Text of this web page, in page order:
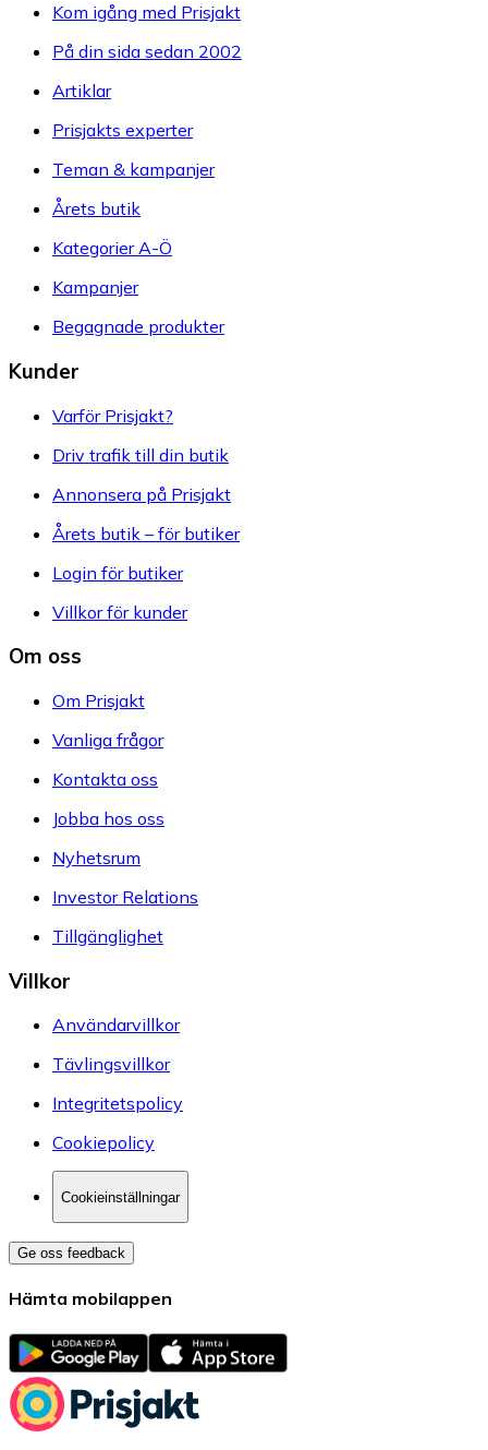
Kom igång med Prisjakt
På din sida sedan 2002
Artiklar
Prisjakts experter
Teman & kampanjer
Årets butik
Kategorier A-Ö
Kampanjer
Begagnade produkter
Kunder
Varför Prisjakt?
Driv trafik till din butik
Annonsera på Prisjakt
Årets butik – för butiker
Login för butiker
Villkor för kunder
Om oss
Om Prisjakt
Vanliga frågor
Kontakta oss
Jobba hos oss
Nyhetsrum
Investor Relations
Tillgänglighet
Villkor
Användarvillkor
Tävlingsvillkor
Integritetspolicy
Cookiepolicy
Cookieinställningar
Ge oss feedback
Hämta mobilappen